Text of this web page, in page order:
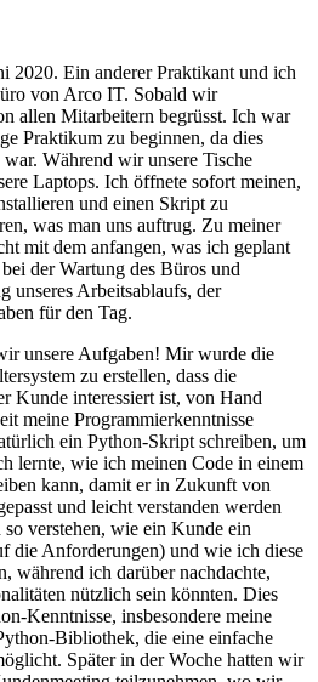
2020. Ein anderer Praktikant und ich
von Arco IT. Sobald wir
allen Mitarbeitern begrüsst. Ich war
Praktikum zu beginnen, da dies
Während wir unsere Tische
Laptops. Ich öffnete sofort meinen,
und einen Skript zu
was man uns auftrug. Zu meiner
mit dem anfangen, was ich geplant
der Wartung des Büros und
unseres Arbeitsablaufs, der
für den Tag.
unsere Aufgaben! Mir wurde die
zu erstellen, dass die
Kunde interessiert ist, von Hand
meine Programmierkenntnisse
ein Python-Skript schreiben, um
lernte, wie ich meinen Code in einem
kann, damit er in Zukunft von
und leicht verstanden werden
verstehen, wie ein Kunde ein
die Anforderungen) und wie ich diese
während ich darüber nachdachte,
nützlich sein könnten. Dies
Kenntnisse, insbesondere meine
Bibliothek, die eine einfache
Später in der Woche hatten wir